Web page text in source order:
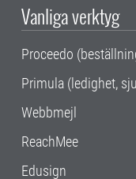
Vanliga verktyg
Proceedo
Primula (ledighet,
Webbmejl
ReachMee
Edusign